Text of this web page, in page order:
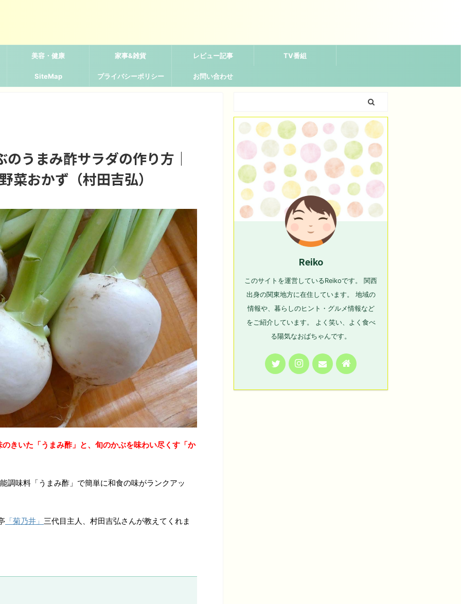
美容・健康 家事&雑貨 レビュー記事 TV番組
SiteMap プライバシーポリシー お問い合わせ
うまみ酢サラダの作り方｜
菜おかず（村田吉弘）
きいた「うまみ酢」と、旬のかぶを味わい尽くす「か
調味料「うまみ酢」で簡単に和食の味がランクアッ
「菊乃井」 三代目主人、村田吉弘さんが教えてくれま
Reiko
このサイトを運営しているReikoです。 関西
出身の関東地方に在住しています。 地域の
情報や、暮らしのヒント・グルメ情報など
をご紹介しています。 よく笑い、よく食べ
る陽気なおばちゃんです。